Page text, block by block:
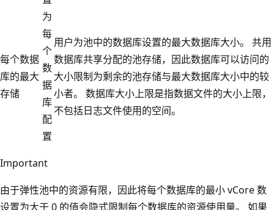
每个数据
库的最大
存储
为
每
个
数
据
库
配
置
用户为池中的数据库设置的最大数据库大小。 共用
数据库共享分配的池存储，因此数据库可以访问的
大小限制为剩余的池存储与最大数据库大小中的较
小者。 数据库大小上限是指数据文件的大小上限，
不包括日志文件使用的空间。
Important
由于弹性池中的资源有限，因此将每个数据库的最小 vCore 数
设置为大于 0 的值会隐式限制每个数据库的资源使用量。 如果